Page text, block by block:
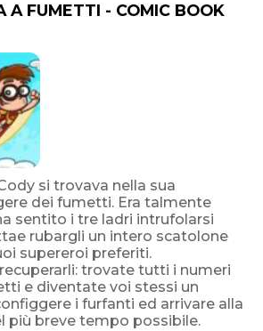
A FUMETTI - COMIC BOOK
si trovava nella sua
dei fumetti. Era talmente
sentito i tre ladri intrufolarsi
rubargli un intero scatolone
supereroi preferiti.
trovate tutti i numeri
e diventate voi stessi un
i furfanti ed arrivare alla
più breve tempo possibile.